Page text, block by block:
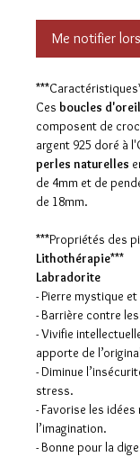
Me notifier
Ces boucles
composent de
argent 925 doré à
perles naturelles
de 4mm et de
de 18mm.
***Propriétés des
Lithothérapie***
Labradorite
- Pierre mystique
- Barrière contre
- Vivifie
apporte de
- Diminue
stress.
- Favorise les
l’imagination.
- Bonne pour la